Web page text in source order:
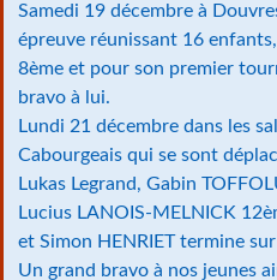
Samedi 19 décembre à
épreuve réunissant 16
8ème et pour son premier
bravo à lui.
Lundi 21 décembre dans les
Cabourgeais qui se sont
Lukas Legrand, Gabin
Lucius LANOIS-MELNICK
et Simon HENRIET termine
Un grand bravo à nos jeunes